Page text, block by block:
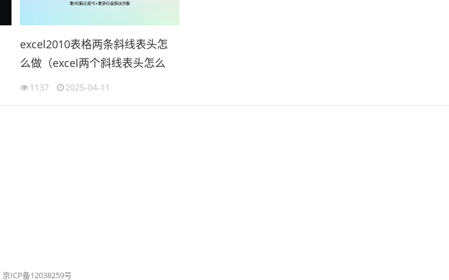
excel2010表格两条斜线表头怎
么做（excel两个斜线表头怎么
做）
1137 2025-04-11
京ICP备12038259号